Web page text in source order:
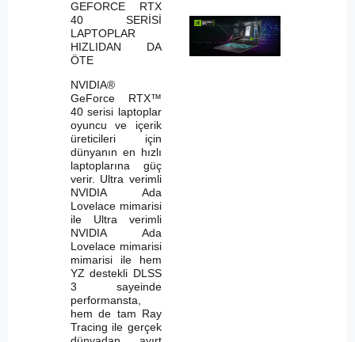
GEFORCE RTX
40 SERİSİ
LAPTOPLAR
HIZLIDAN DA
ÖTE
NVIDIA®
GeForce RTX™
40 serisi laptoplar
oyuncu ve içerik
üreticileri için
dünyanın en hızlı
laptoplarına güç
verir. Ultra verimli
NVIDIA Ada
Lovelace mimarisi
ile Ultra verimli
NVIDIA Ada
Lovelace mimarisi
mimarisi ile hem
YZ destekli DLSS
3 sayeinde
performansta,
hem de tam Ray
Tracing ile gerçek